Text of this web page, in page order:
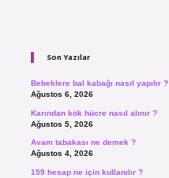
Son Yazılar
Bebeklere bal kabağı nasıl yapılır ?
Ağustos 6, 2026
Karından kök hücre nasıl alınır ?
Ağustos 5, 2026
Avam tabakası ne demek ?
Ağustos 4, 2026
159 hesap ne için kullanılır ?